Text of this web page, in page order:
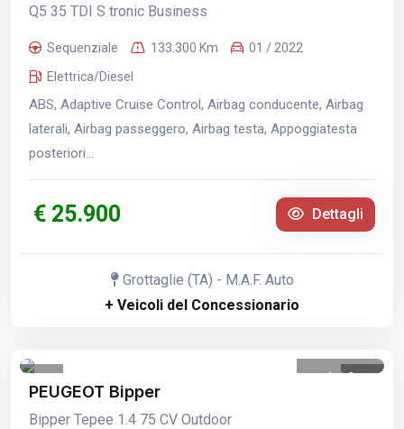
Q5 35 TDI S tronic Business
Sequenziale 133.300 Km
01 / 2022
Elettrica/Diesel
ABS, Adaptive Cruise Control, Airbag conducente, Airbag
laterali, Airbag passeggero, Airbag testa, Appoggiatesta
posteriori...
€ 25.900 Dettagli
Grottaglie (TA) - M.A.F. Auto
+ Veicoli del Concessionario
1 /9
PEUGEOT Bipper
Bipper Tepee 1.4 75 CV Outdoor